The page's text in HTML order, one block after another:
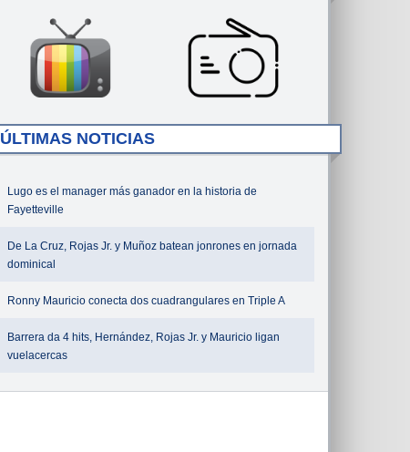
ÚLTIMAS NOTICIAS
Lugo es el manager más ganador en la historia de
Fayetteville
De La Cruz, Rojas Jr. y Muñoz batean jonrones en jornada
dominical
Ronny Mauricio conecta dos cuadrangulares en Triple A
Barrera da 4 hits, Hernández, Rojas Jr. y Mauricio ligan
vuelacercas